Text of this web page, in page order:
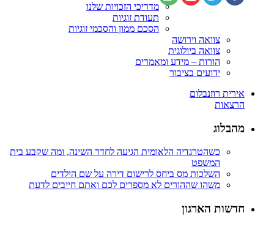
מדריכי הזכויות שלנו
תעודת זוגיות
הסכם ממון והסכמי זוגיות
צוואה וירושה
צוואה ביולוגית
הורות – מידע ומאמרים
ידועים בציבור
אירית רוזנבלום
הרצאות
מהבלוג
כשהטרגדיה הלאומית הגיעה לחדר השינה, ומה שקבע בית
המשפט
השלכות מס ביחס לרישום דירה על שם הילדים
משהו שההורים לא מספרים לכם ואתם חייבים לדעת
חדשות הארגון